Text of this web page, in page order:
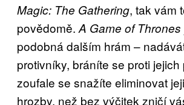
Magic: The Gathering, tak vám
povědomě. A Game of Thrones
podobná dalším hrám –
protivníky, bráníte se proti jejich
zoufale se snažíte eliminovat
hrozby, než bez výčitek zničí